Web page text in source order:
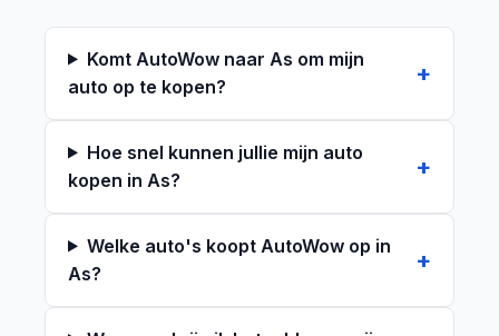
Komt AutoWow naar As om mijn
auto op te kopen?
Hoe snel kunnen jullie mijn auto
kopen in As?
Welke auto's koopt AutoWow op in
As?